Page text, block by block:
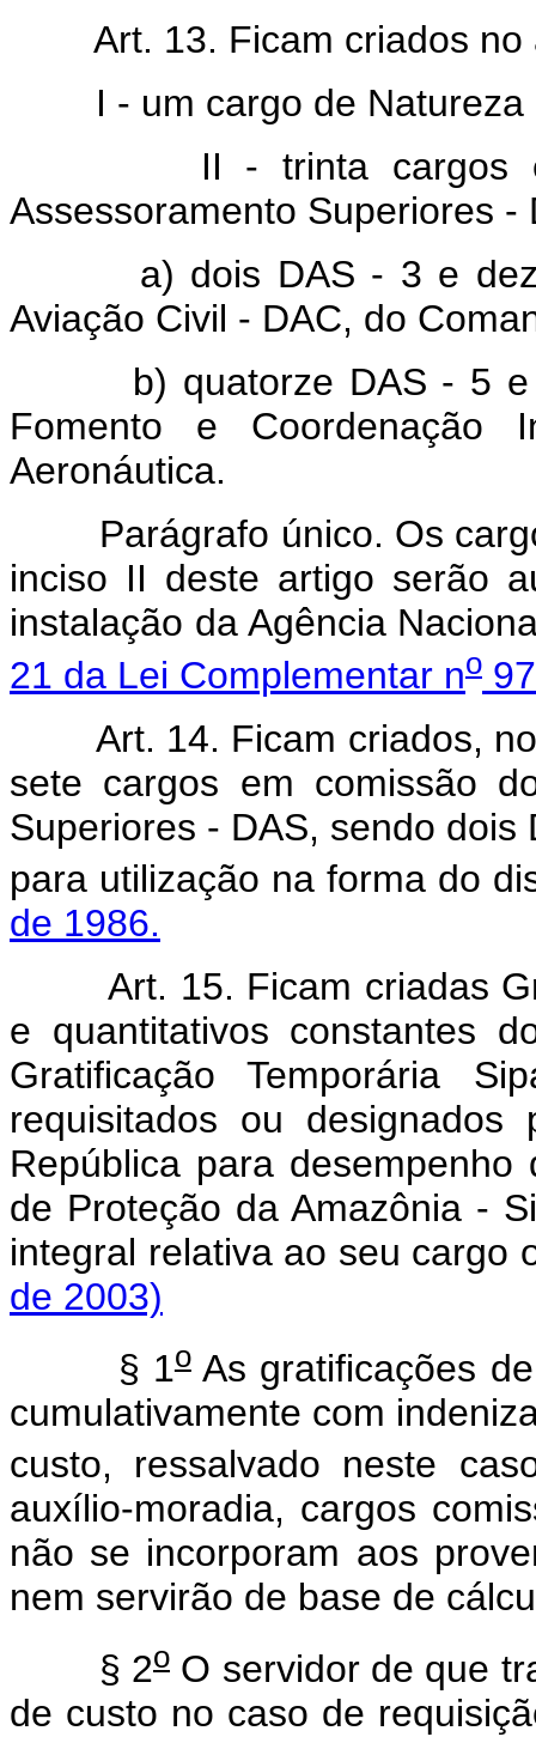
Art. 13. Ficam criados
I - um cargo de
II - trinta cargos
Assessoramento Superiores
a) dois DAS - 3 e
Aviação Civil - DAC, do
b) quatorze DAS - 5
Fomento e
Aeronáutica.
Parágrafo único. Os
inciso II deste artigo serão
instalação da Agência
21 da Lei Complementar no
Art. 14. Ficam criados,
sete cargos em comissão
Superiores - DAS, sendo
para utilização na forma do
de 1986.
Art. 15. Ficam criadas
e quantitativos constantes
Gratificação Temporária
requisitados ou
República para
de Proteção da Amazônia -
integral relativa ao seu
de 2003)
§ 1oAs gratificações
cumulativamente com
custo, ressalvado neste
auxílio-moradia, cargos
não se incorporam aos
nem servirão de base de
§ 2o O servidor de que
de custo no caso de